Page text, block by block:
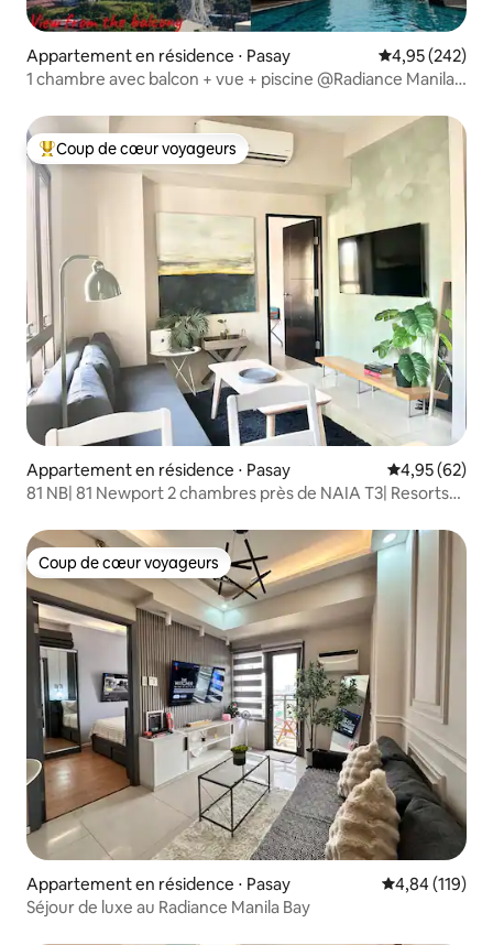
Appartement en résidence ⋅ Pasay Évaluation
4,95 (242)
1 chambre avec balcon + vue + piscine @Radiance Manila
Coups de cœur voyageurs les plus appréciés
Coup de cœur voyageurs
Appartement en résidence ⋅ Pasay Évaluation
4,95 (62)
81 NB| 81 Newport 2 chambres près de NAIA T3| Resorts
Coup de cœur voyageurs
Coup de cœur voyageurs
Appartement en résidence ⋅ Pasay Évaluation
4,84 (119)
Séjour de luxe au Radiance Manila Bay